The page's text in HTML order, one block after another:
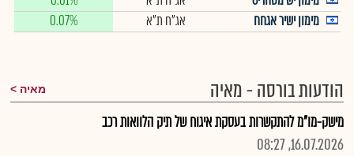
מימון ישיר אגחח
אג"ח ת"א 0.07%
הודעות בורסה - מאיה מאיה
מישק-מו"מ להתקשרות בעסקת איגוח של תיק הלוואות רכב
16.07.2026, 08:27